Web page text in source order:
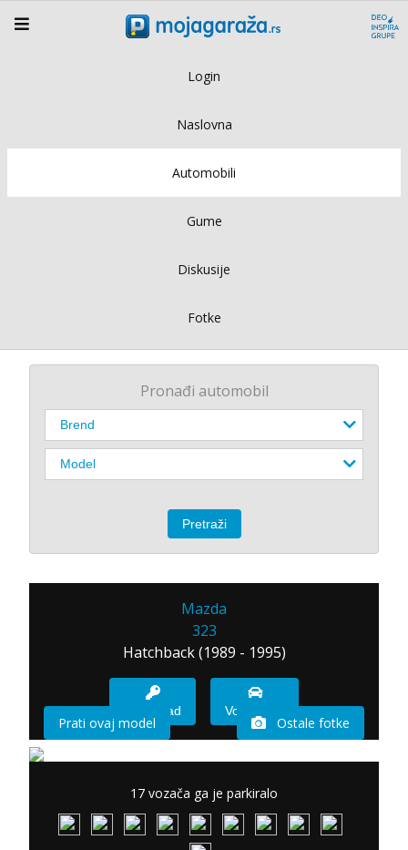
Login
Naslovna
Automobili
Gume
Diskusije
Fotke
Pronađi automobil
Mazda
323
Hatchback (1989 - 1995)
Imam sad Vozio sam
Prati ovaj model Ostale fotke
17 vozača ga je parkiralo